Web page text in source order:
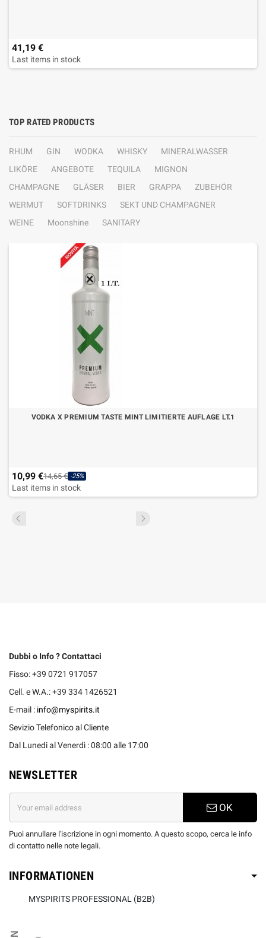
41,19 €
Last items in stock
TOP RATED PRODUCTS
RHUM GIN WODKA WHISKY
MINERALWASSER
LIKÖRE
ANGEBOTE TEQUILA
MIGNON
CHAMPAGNE
GLÄSER BIER GRAPPA
ZUBEHÖR
WERMUT
SOFTDRINKS
SEKT UND CHAMPAGNER
WEINE
Moonshine SANITARY
VODKA X PREMIUM TASTE MINT LIMITIERTE AUFLAGE LT.1
10,99 €14,65 € -25%
Last items in stock
Dubbi o Info ? Contattaci
Fisso: +39 0721 917057
Cell. e W.A.: +39 334 1426521
E-mail : info@myspirits.it
Sevizio Telefonico al Cliente
Dal Lunedi al Venerdì : 08:00 alle 17:00
NEWSLETTER
OK
Puoi annullare l'iscrizione in ogni momento. A questo scopo, cerca le info
di contatto nelle note legali.
INFORMATIONEN
MYSPIRITS PROFESSIONAL (B2B)